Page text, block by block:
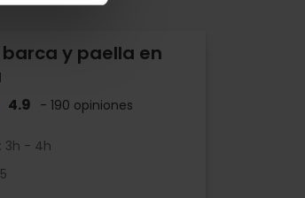
barca y paella en
4.9 - 190 opiniones
3h - 4h